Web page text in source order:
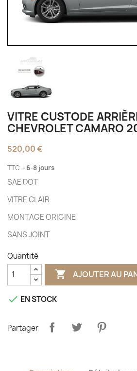
VITRE CUSTODE
CHEVROLET CAMARO
520,00 €
TTC 6-8 jours
SAE DOT
VITRE CLAIR
MONTAGE ORIGINE
SANS JOINT
Quantité
 AJOUTER AU
 EN STOCK
Partager